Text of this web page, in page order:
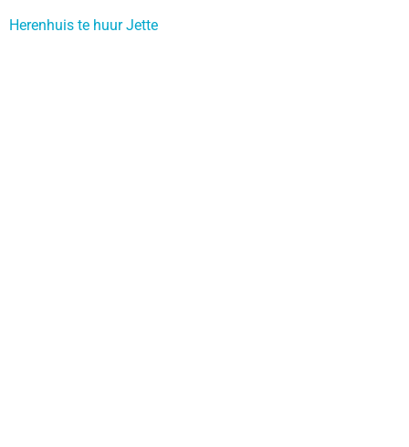
Herenhuis te huur Jette